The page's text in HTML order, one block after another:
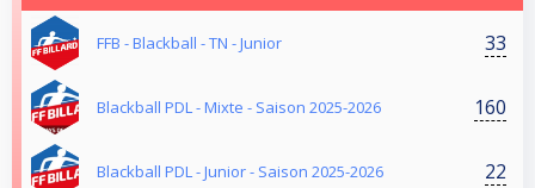
FFB - Blackball - TN - Junior 33
Blackball PDL - Mixte - Saison 2025-2026 160
Blackball PDL - Junior - Saison 2025-2026 22